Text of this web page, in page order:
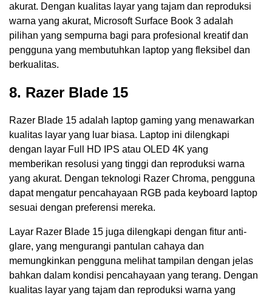
akurat. Dengan kualitas layar yang tajam dan reproduksi
warna yang akurat, Microsoft Surface Book 3 adalah
pilihan yang sempurna bagi para profesional kreatif dan
pengguna yang membutuhkan laptop yang fleksibel dan
berkualitas.
8. Razer Blade 15
Razer Blade 15 adalah laptop gaming yang menawarkan
kualitas layar yang luar biasa. Laptop ini dilengkapi
dengan layar Full HD IPS atau OLED 4K yang
memberikan resolusi yang tinggi dan reproduksi warna
yang akurat. Dengan teknologi Razer Chroma, pengguna
dapat mengatur pencahayaan RGB pada keyboard laptop
sesuai dengan preferensi mereka.
Layar Razer Blade 15 juga dilengkapi dengan fitur anti-
glare, yang mengurangi pantulan cahaya dan
memungkinkan pengguna melihat tampilan dengan jelas
bahkan dalam kondisi pencahayaan yang terang. Dengan
kualitas layar yang tajam dan reproduksi warna yang